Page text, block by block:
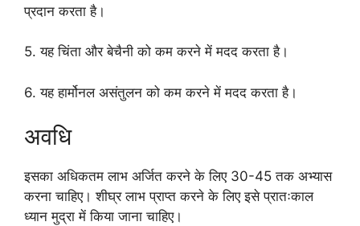
प्रदान करता है।
5. यह चिंता और बेचैनी को कम करने में मदद करता है।
6. यह हार्मोनल असंतुलन को कम करने में मदद करता है।
अवधि
इसका अधिकतम लाभ अर्जित करने के लिए 30-45 तक अभ्यास
करना चाहिए। शीघ्र लाभ प्राप्त करने के लिए इसे प्रातःकाल
ध्यान मुद्रा में किया जाना चाहिए।